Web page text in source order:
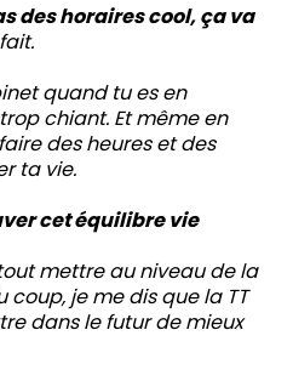
des horaires cool, ça va
quand tu es en
chiant. Et même en
des heures et des
ta vie.
cet équilibre vie
mettre au niveau de la
coup, je me dis que la TT
dans le futur de mieux